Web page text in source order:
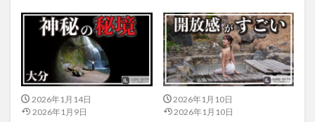
2026年1月14日
2026年1月9日
2026年1月10日
2026年1月10日